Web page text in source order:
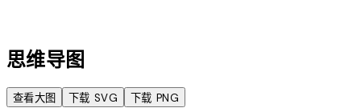
思维导图
查看大图 下载 SVG 下载 PNG